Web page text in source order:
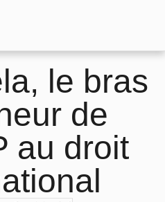
le bras
de
au droit